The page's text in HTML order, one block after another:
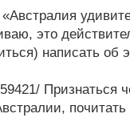
это
написать об
Признаться